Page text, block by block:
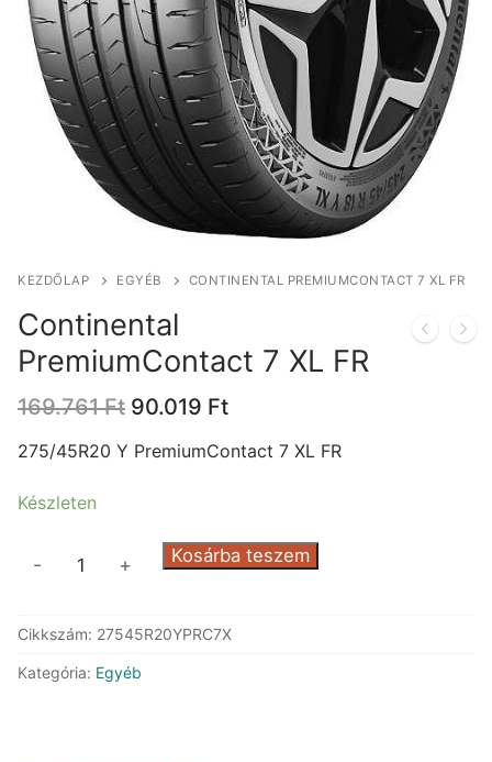
KEZDŐLAP EGYÉB CONTINENTAL PREMIUMCONTACT 7 XL FR
Continental
PremiumContact 7 XL FR
169.761Ft Original
was:
90.019 FtCurrent
is:
275/45R20 Y PremiumContact 7 XL FR
Készleten
Continental
XL
FR
- + Kosárba teszem
Cikkszám: 27545R20YPRC7X
Kategória: Egyéb